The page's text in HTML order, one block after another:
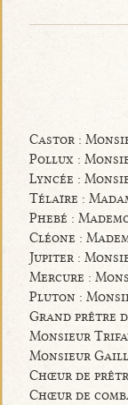
Castor :
Pollux :
Lyncée :
Télaïre :
Phebé :
Cléone :
Jupiter :
Mercure :
Pluton :
Grand prêtre
Monsieur
Monsieur
Chœur de
Chœur de